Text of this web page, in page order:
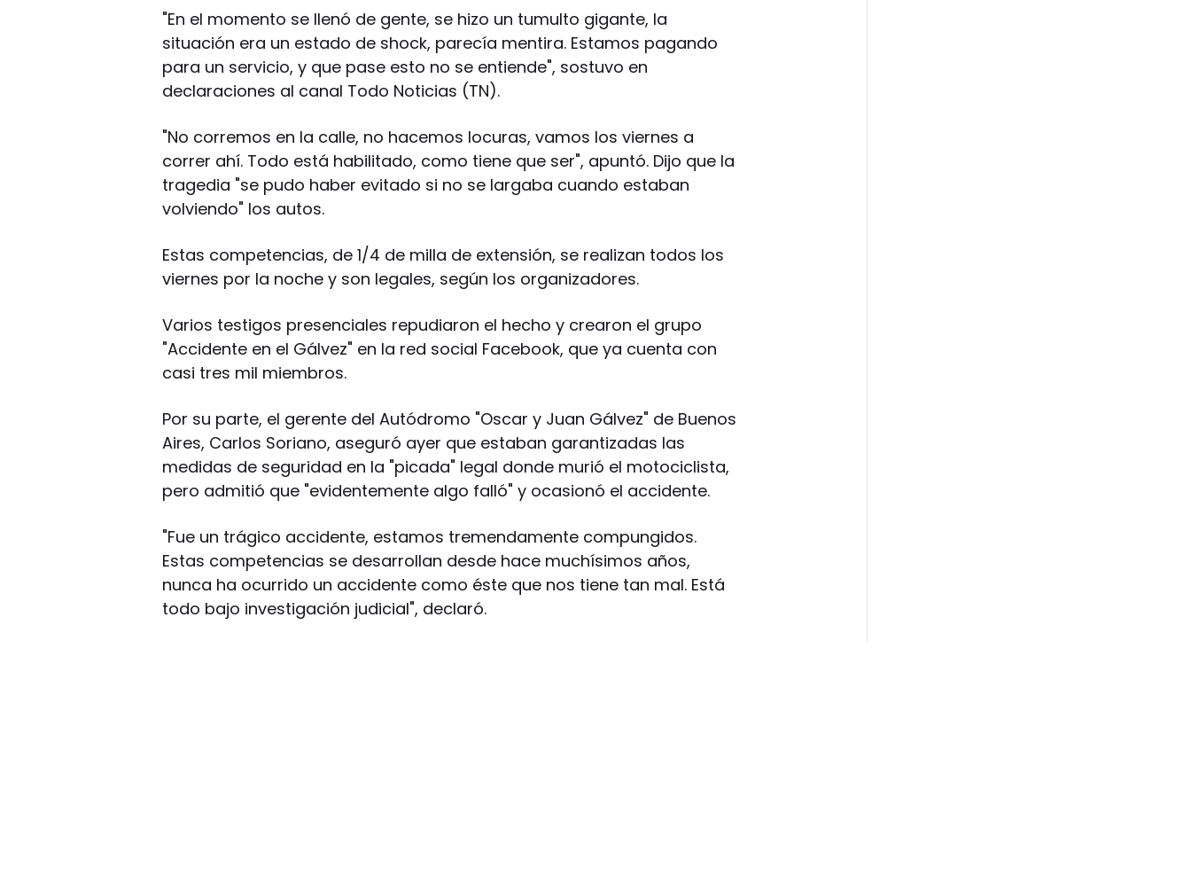
"En el momento se llenó de gente, se hizo un tumulto gigante, la
situación era un estado de shock, parecía mentira. Estamos pagando
para un servicio, y que pase esto no se entiende", sostuvo en
declaraciones al canal Todo Noticias (TN).
"No corremos en la calle, no hacemos locuras, vamos los viernes a
correr ahí. Todo está habilitado, como tiene que ser", apuntó. Dijo que la
tragedia "se pudo haber evitado si no se largaba cuando estaban
volviendo" los autos.
Estas competencias, de 1/4 de milla de extensión, se realizan todos los
viernes por la noche y son legales, según los organizadores.
Varios testigos presenciales repudiaron el hecho y crearon el grupo
"Accidente en el Gálvez" en la red social Facebook, que ya cuenta con
casi tres mil miembros.
Por su parte, el gerente del Autódromo "Oscar y Juan Gálvez" de Buenos
Aires, Carlos Soriano, aseguró ayer que estaban garantizadas las
medidas de seguridad en la "picada" legal donde murió el motociclista,
pero admitió que "evidentemente algo falló" y ocasionó el accidente.
"Fue un trágico accidente, estamos tremendamente compungidos.
Estas competencias se desarrollan desde hace muchísimos años,
nunca ha ocurrido un accidente como éste que nos tiene tan mal. Está
todo bajo investigación judicial", declaró.